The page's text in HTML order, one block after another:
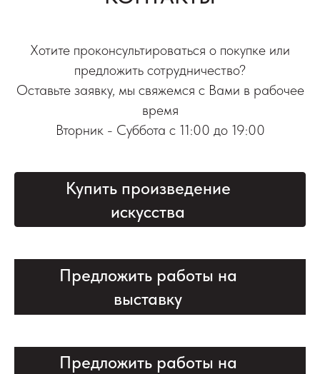
Хотите проконсультироваться о покупке или
предложить сотрудничество?
Оставьте заявку, мы свяжемся с Вами в рабочее
время
Вторник - Суббота с 11:00 до 19:00
Купить произведение
искусства
Предложить работы на
выставку
Предложить работы на